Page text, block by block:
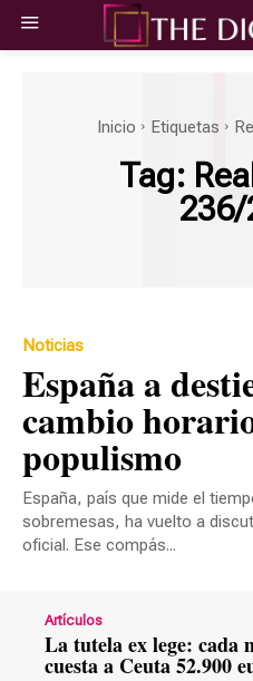
Inicio Etiquetas
Tag:
Noticias
España a destiempo: el
cambio
populismo
España, país que mide el
sobremesas, ha vuelto a
oficial. Ese compás...
Artículos
La tutela ex lege: cada menor migrante le
cuesta a Ceuta 52.900